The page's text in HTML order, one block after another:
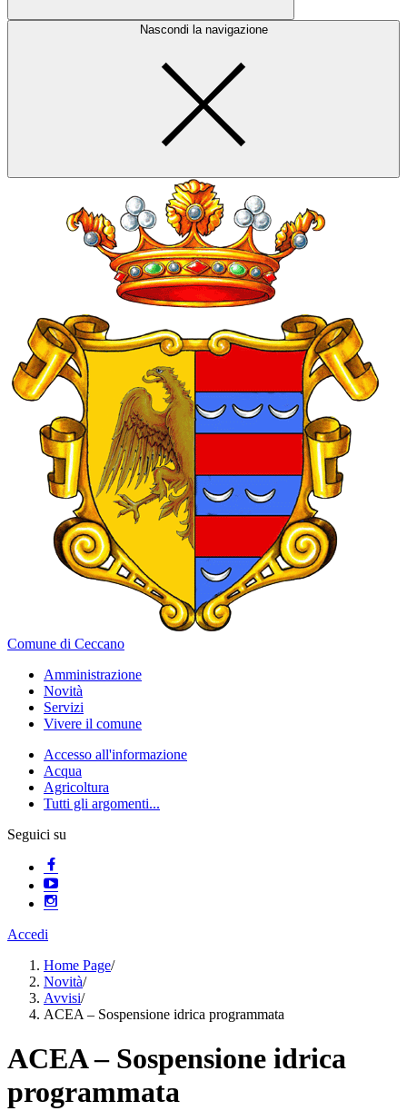
Nascondi la navigazione
Comune di Ceccano
Amministrazione
Novità
Servizi
Vivere il comune
Accesso all'informazione
Acqua
Agricoltura
Tutti gli argomenti...
Seguici su
Accedi
Home Page/
Novità/
Avvisi/
ACEA – Sospensione idrica programmata
ACEA – Sospensione idrica
programmata